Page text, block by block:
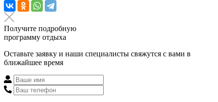
Получите подробную
программу отдыха
Оставьте заявку и наши специалисты свяжутся с вами в
ближайшее время